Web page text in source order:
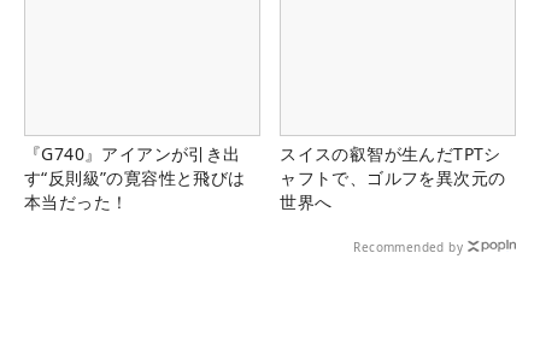
『G740』アイアンが引き出
す“反則級”の寛容性と飛びは
本当だった！
スイスの叡智が生んだTPTシ
ャフトで、ゴルフを異次元の
世界へ
Recommended by